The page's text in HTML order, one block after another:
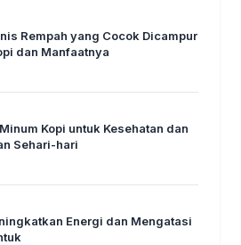
Rempah yang Cocok Dicampur
dan Manfaatnya
Kopi untuk Kesehatan dan
Sehari-hari
Energi dan Mengatasi